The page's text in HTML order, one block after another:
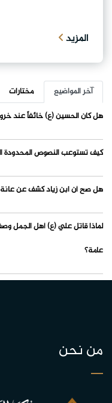
المزيد
آخر المواضيع مختارات
هل كان الحسين (ع) خائفاً عند
كيف تستوعب النصوص المحدودة
هل صح أن ابن زياد كشف عن عانة
لماذا قاتل علي (ع) أهل الجمل
عامة؟
من نحن